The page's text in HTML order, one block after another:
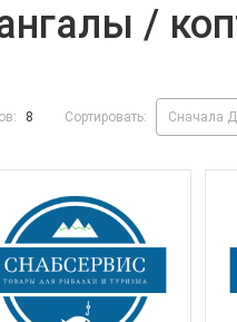
/
8 Сортировать: Сначала